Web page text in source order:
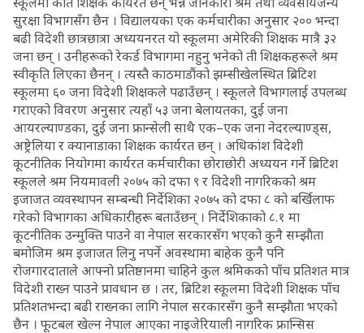
सुरक्षा विभागसँग छैन । विद्यालयका एक कर्मचारीका अनुसार २०० भन्दा
बढी विदेशी छात्रछात्रा अध्ययनरत यो स्कूलमा अमेरिकी शिक्षक मात्रै ३२
जना छन् । उनीहरूको रेकर्ड विभागमा नहुनु भनेको ती शिक्षकहरूले श्रम
स्वीकृति लिएका छैनन् । त्यस्तै काठमाडौंको झम्सीखेलस्थित ब्रिटिश
स्कूलमा ६० जना विदेशी शिक्षकले पढाउँछन् । स्कूलले विभागलाई उपलब्ध
गराएको विवरण अनुसार त्यहाँ ५३ जना बेलायतका, दुई जना
आयरल्याण्डका, दुई जना फ्रान्सेली साथै एक–एक जना नेदरल्याण्ड्स,
अष्ट्रेलिया र क्यानाडाका शिक्षक कार्यरत छन् । अधिकांश विदेशी
कूटनीतिक नियोगमा कार्यरत कर्मचारीका छोराछोरी अध्ययन गर्ने ब्रिटिश
स्कूलले श्रम नियमावली २०७५ को दफा ९ र विदेशी नागरिकको श्रम
इजाजत व्यवस्थापन सम्बन्धी निर्देशिका २०७५ को दफा ८ को बर्खिलाफ
गरेको विभागका अधिकारीहरू बताउँछन् । निर्देशिकाको ८.१ मा
कूटनीतिक उन्मुक्ति पाउने वा नेपाल सरकारसँग भएको कुनै सम्झाैता
बमोजिम श्रम इजाजत लिनु नपर्ने अवस्थामा बाहेक कुनै पनि
रोजगारदाताले आफ्नो प्रतिष्ठानमा चाहिने कुल श्रमिकको पाँच प्रतिशत मात्र
विदेशी राख्न पाउने प्रावधान छ । तर, ब्रिटिश स्कूलमा विदेशी शिक्षक पाँच
प्रतिशतभन्दा बढी राख्नका लागि नेपाल सरकारसँग कुनै सम्झाैता भएको
छैन । फूटबल खेल्न नेपाल आएका नाइजेरियाली नागरिक फ्रान्सिस